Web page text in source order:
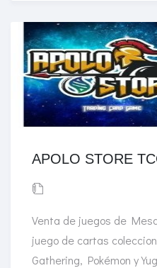
APOLO STORE
Venta de juegos de
juego de cartas
Gathering, Pokémon y